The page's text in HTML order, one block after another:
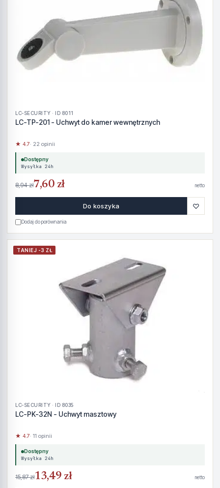
LC-SECURITY · ID 8011
LC-TP-201 - Uchwyt do kamer wewnętrznych
★ 4.7· 22 opinii
Dostępny
Wysyłka 24h
8,94 zł7,60 zł netto
Do koszyka ♡
Dodaj do porównania
TANIEJ -3 ZŁ
LC-SECURITY · ID 8035
LC-PK-32N - Uchwyt masztowy
★ 4.7· 11 opinii
Dostępny
Wysyłka 24h
15,87 zł13,49 zł netto